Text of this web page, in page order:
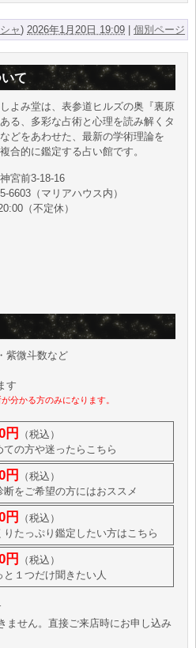
ャ) 2026年1月20日 19:09 |個別ページ
て
よみ堂は、表参道ヒルズの奥『裏原
る、多彩な占術と心理を読み解くタ
どをあわせた、最新の学術理論を
合的に鑑定する占い館です。
宮前3-18-16
6603（マリアハウス内）
（不定休）
紫微斗数など
す
分かる方のみになります。
円
（税込）
ての方や迷ったらこちら
円
（税込）
断をご希望の方にはおススメ
円
（税込）
りたっぷり鑑定したい方はこちら
円
（税込）
と１つだけ聞きたい人
ません。直接ご来店時にお申し込み